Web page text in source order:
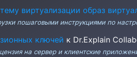
виртуализации образ
пошаговыми инструкциями по
ключей к Dr.Explain
на сервер и клиентские